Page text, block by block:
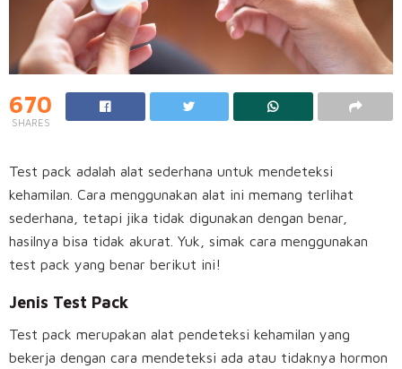
670
SHARES
Test pack adalah alat sederhana untuk mendeteksi
kehamilan. Cara menggunakan alat ini memang terlihat
sederhana, tetapi jika tidak digunakan dengan benar,
hasilnya bisa tidak akurat. Yuk, simak cara menggunakan
test pack yang benar berikut ini!
Jenis Test Pack
Test pack merupakan alat pendeteksi kehamilan yang
bekerja dengan cara mendeteksi ada atau tidaknya hormon